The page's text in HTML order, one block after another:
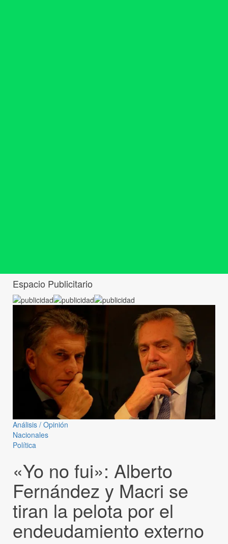
Espacio Publicitario
Análisis / Opinión
Nacionales
Política
«Yo no fui»: Alberto
Fernández y Macri se
tiran la pelota por el
endeudamiento externo